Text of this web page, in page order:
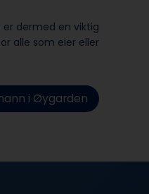
dermed en viktig
alle som eier eller
i Øygarden